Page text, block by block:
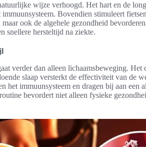
wijze verhoogd. Het hart en de
Bovendien stimuleert
ook de algehele gezondheid
snellere hersteltijd na ziekte.
verder dan alleen lichaamsbeweging. Het
slaap versterkt de effectiviteit van de
het immuunsysteem en dragen bij aan een
bevordert niet alleen fysieke